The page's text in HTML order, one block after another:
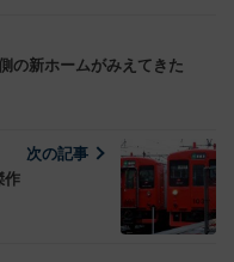
の新ホームがみえてきた
次の記事
作